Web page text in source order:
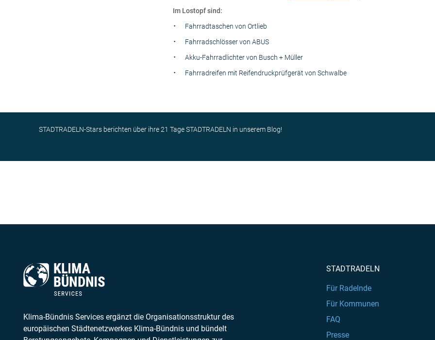
Im Lostopf sind:
Fahrradtaschen von Ortlieb
Fahrradschlösser von ABUS
Akku-Fahrradlichter von Busch + Müller
Fahrradreifen mit Reifendruckprüfgerät von Schwalbe
STADTRADELN-Stars berichten über ihre 21 Tage STADTRADELN in unserem Blog!
Klima-Bündnis Services ergänzt die Organisationsstruktur des
europäischen Städtenetzwerkes Klima-Bündnis und bündelt
STADTRADELN
Für Radelnde
Für Kommunen
FAQ
Presse